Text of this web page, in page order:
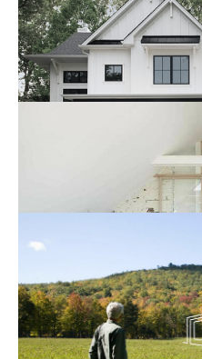
ЧЕТЫРЕ ПРИЧИНЫ
Плюсы построенного
сравнению с покупкой